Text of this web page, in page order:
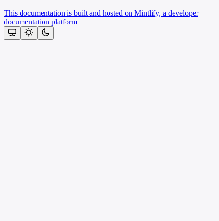
This documentation is built and hosted on Mintlify, a developer
documentation platform